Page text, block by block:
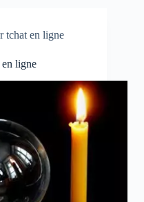
tchat en ligne
ligne